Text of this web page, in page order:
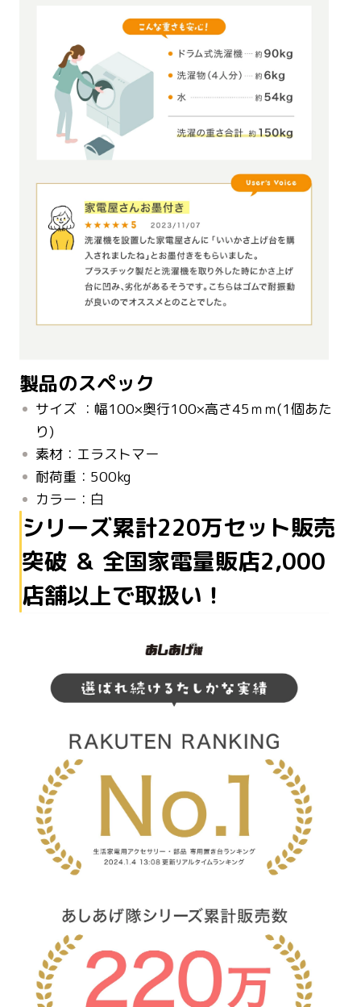
製品のスペック
サイズ ：幅100×奥行100×高さ45ｍｍ(1個あた
り)
素材：エラストマー
耐荷重：500kg
カラー：白
シリーズ累計220万セット販売
突破 ＆ 全国家電量販店2,000
店舗以上で取扱い！